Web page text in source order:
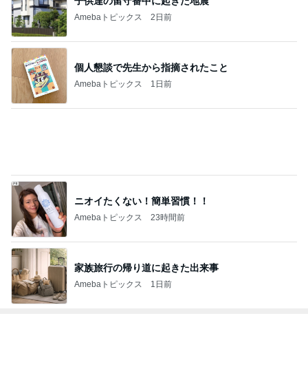
Amebaトピックス 2日前
個人懇談で先生から指摘されたこと
Amebaトピックス 1日前
ニオイたくない！簡単習慣！！
Amebaトピックス 23時間前
家族旅行の帰り道に起きた出来事
Amebaトピックス 1日前